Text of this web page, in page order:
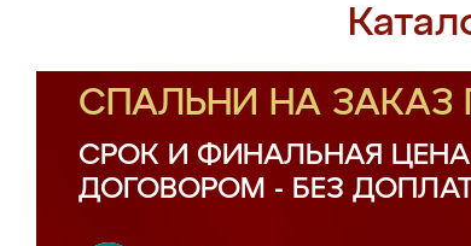
СПАЛЬНИ НА
СРОК И ФИНАЛЬНАЯ ЦЕНА
ДОГОВОРОМ - БЕЗ